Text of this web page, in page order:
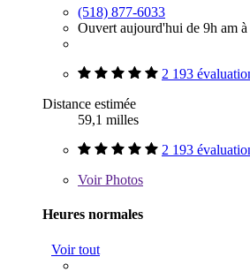
(518) 877-6033
Ouvert aujourd'hui de 9h am
2 193
Distance estimée
59,1 milles
2 193
VoirPhotos
Heures normales
Voir tout